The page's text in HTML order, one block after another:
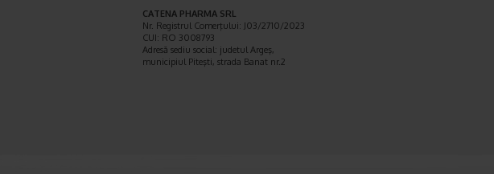
CATENA PHARMA SRL
Nr. Registrul Comerţului: J03/2710/2023
CUI: RO 3008793
Adresă sediu social: judetul Argeş,
municipiul Piteşti, strada Banat nr.2